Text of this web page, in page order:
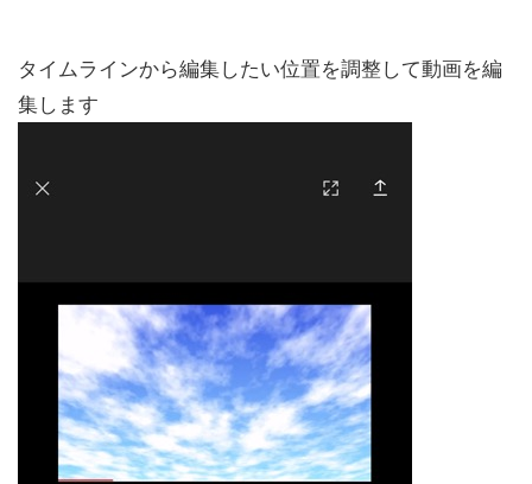
タイムラインから編集したい位置を調整して動画を編
集します